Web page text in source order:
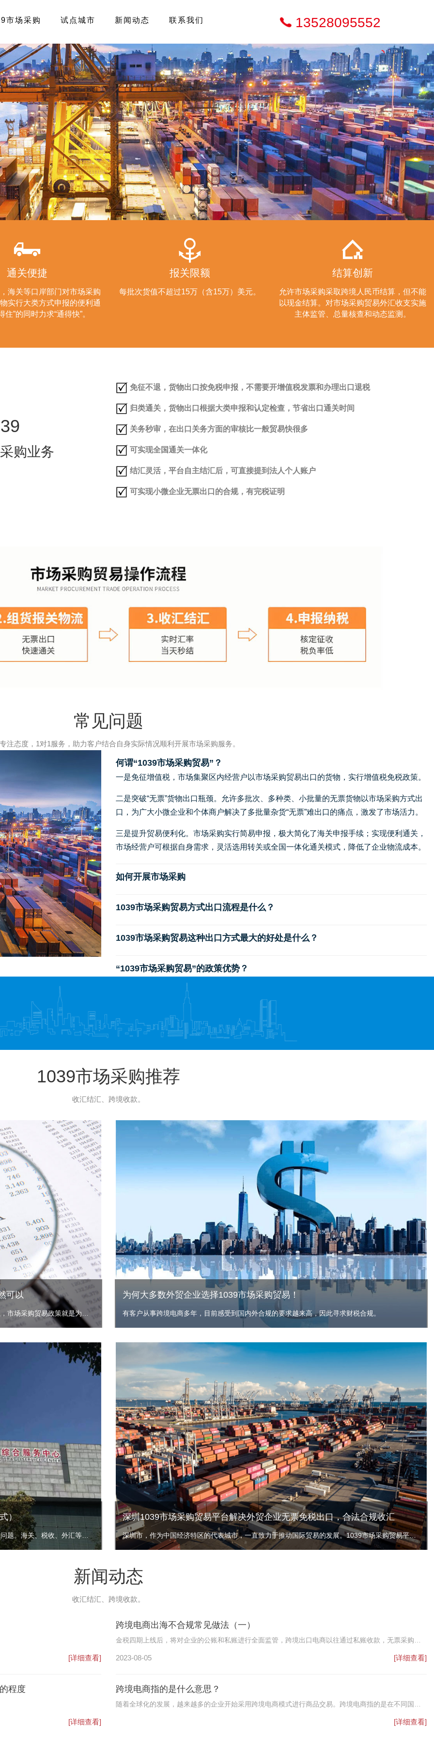
市场采购 试点城市 新闻动态 联系我们 13528095552
通关便捷
海关等口岸部门对市场采购
实行大类方式申报的便利通
住”的同时力求“通得快”。
报关限额
每批次货值不超过15万（含15万）美元。
结算创新
允许市场采购采取跨境人民币结算，但不能
以现金结算。对市场采购贸易外汇收支实施
主体监管、总量核查和动态监测。
购业务
免征不退，货物出口按免税申报，不需要开增值税发票和办理出口退税
归类通关，货物出口根据大类申报和认定检查，节省出口通关时间
关务秒审，在出口关务方面的审核比一般贸易快很多
可实现全国通关一体化
结汇灵活，平台自主结汇后，可直接提到法人个人账户
可实现小微企业无票出口的合规，有完税证明
常见问题
注态度，1对1服务，助力客户结合自身实际情况顺利开展市场采购服务。
何谓“1039市场采购贸易”？
一是免征增值税，市场集聚区内经营户以市场采购贸易出口的货物，实行增值税免税政策。
二是突破“无票”货物出口瓶颈。允许多批次、多种类、小批量的无票货物以市场采购方式出
口，为广大小微企业和个体商户解决了多批量杂货“无票”难出口的痛点，激发了市场活力。
三是提升贸易便利化。市场采购实行简易申报，极大简化了海关申报手续；实现便利通关，
市场经营户可根据自身需求，灵活选用转关或全国一体化通关模式，降低了企业物流成本。
如何开展市场采购
1039市场采购贸易方式出口流程是什么？
1039市场采购贸易这种出口方式最大的好处是什么？
“1039市场采购贸易”的政策优势？
1039市场采购推荐
收汇结汇、跨境收款。
可以 为何大多数外贸企业选择1039市场采购贸易！
有客户从事跨境电商多年，目前感受到国内外合规的要求越来高，因此寻求财税合规。
） 深圳1039市场采购贸易平台解决外贸企业无票免税出口，合法合规收汇
深圳市，作为中国经济特区的代表城市，一直致力于推动国际贸易的发展。1039市场采购贸易平台，作为深圳市政府重点扶持的项目之一，不仅提供了一站式的交易、物流、结算等服务，而且在解决外贸企业无票免税出口和合法合规收汇方面发挥了重要作用。
新闻动态
收汇结汇、跨境收款。
[详细查看]
程度
[详细查看]
跨境电商出海不合规常见做法（一）
金税四期上线后，将对企业的公账和私账进行全面监管，跨境出口电商以往通过私账收款，无票采购的
2023-08-05 [详细查看]
跨境电商指的是什么意思？
随着全球化的发展，越来越多的企业开始采用跨境电商模式进行商品交易。跨境电商指的是在不同国家
[详细查看]